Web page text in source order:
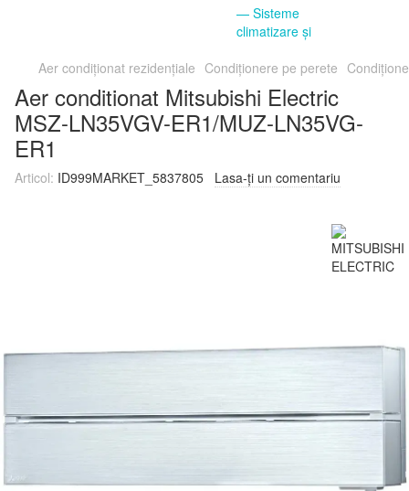
Aer condiționat rezidențiale Condiționere pe perete
Aer conditionat Mitsubishi Electric
MSZ-LN35VGV-ER1/MUZ-LN35VG-
ER1
Articol: ID999MARKET_5837805 Lasa-ți un comentariu